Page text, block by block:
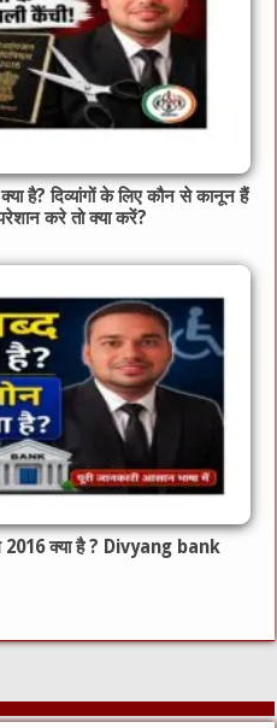
है? दिव्यांगों के लिए कौन से कानून हैं
करे तो क्या करें?
2016 क्या है ? Divyang bank